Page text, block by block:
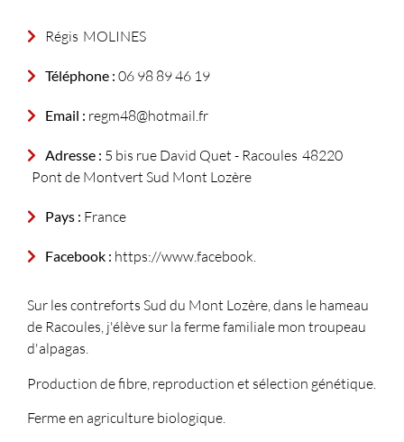
Régis MOLINES
Téléphone : 06 98 89 46 19
Email : regm48@hotmail.fr
Adresse : 5 bis rue David Quet - Racoules 48220
Pont de Montvert Sud Mont Lozère
Pays : France
Facebook : https://www.facebook.
Sur les contreforts Sud du Mont Lozère, dans le hameau
de Racoules, j'élève sur la ferme familiale mon troupeau
d'alpagas.
Production de fibre, reproduction et sélection génétique.
Ferme en agriculture biologique.